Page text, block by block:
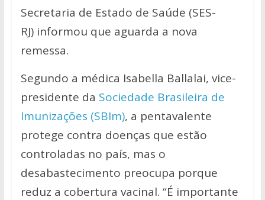
Secretaria de Estado de Saúde (SES-
RJ) informou que aguarda a nova
remessa.
Segundo a médica Isabella Ballalai, vice-
presidente da Sociedade Brasileira de
Imunizações (SBIm), a pentavalente
protege contra doenças que estão
controladas no país, mas o
desabastecimento preocupa porque
reduz a cobertura vacinal. “É importante